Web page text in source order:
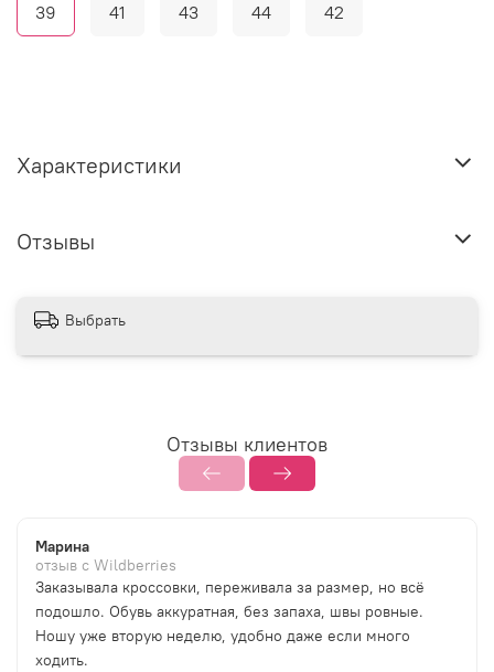
39 41 43 44 42
Характеристики
Отзывы
Выбрать
Отзывы клиентов
Марина
отзыв с Wildberries
Заказывала кроссовки, переживала за размер, но всё
подошло. Обувь аккуратная, без запаха, швы ровные.
Ношу уже вторую неделю, удобно даже если много
ходить.